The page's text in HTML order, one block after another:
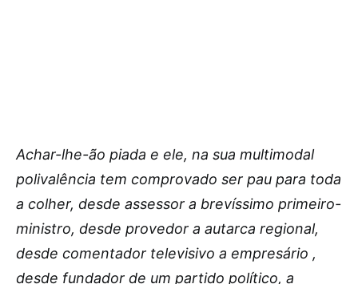
Achar-lhe-ão piada e ele, na sua multimodal
polivalência tem comprovado ser pau para toda
a colher, desde assessor a brevíssimo primeiro-
ministro, desde provedor a autarca regional,
desde comentador televisivo a empresário ,
desde fundador de um partido político, a